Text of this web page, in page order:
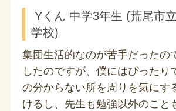
Yくん 中学3年生 (荒尾市
学校)
集団生活的なのが苦手だったの
したのですが、僕にはぴったり
の分からない所を周りを気にす
けるし、先生も勉強以外のこと